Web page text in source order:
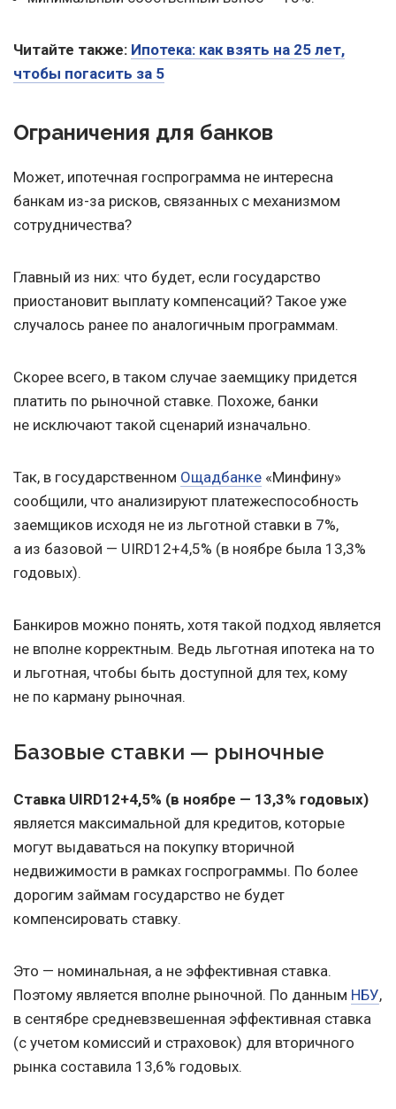
Читайте также: Ипотека: как взять на 25 лет,
чтобы погасить за 5
Ограничения для банков
Может, ипотечная госпрограмма не интересна
банкам из-за рисков, связанных с механизмом
сотрудничества?
Главный из них: что будет, если государство
приостановит выплату компенсаций? Такое уже
случалось ранее по аналогичным программам.
Скорее всего, в таком случае заемщику придется
платить по рыночной ставке. Похоже, банки
не исключают такой сценарий изначально.
Так, в государственном Ощадбанке «Минфину»
сообщили, что анализируют платежеспособность
заемщиков исходя не из льготной ставки в 7%,
а из базовой — UIRD12+4,5% (в ноябре была 13,3%
годовых).
Банкиров можно понять, хотя такой подход является
не вполне корректным. Ведь льготная ипотека на то
и льготная, чтобы быть доступной для тех, кому
не по карману рыночная.
Базовые ставки — рыночные
Ставка UIRD12+4,5% (в ноябре — 13,3% годовых)
является максимальной для кредитов, которые
могут выдаваться на покупку вторичной
недвижимости в рамках госпрограммы. По более
дорогим займам государство не будет
компенсировать ставку.
Это — номинальная, а не эффективная ставка.
Поэтому является вполне рыночной. По данным НБУ,
в сентябре средневзвешенная эффективная ставка
(с учетом комиссий и страховок) для вторичного
рынка составила 13,6% годовых.